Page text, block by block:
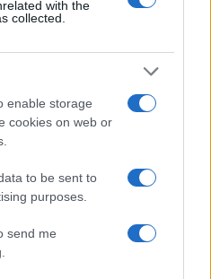
with the
collected.
enable storage
cookies on web or
to be sent to
purposes.
send me